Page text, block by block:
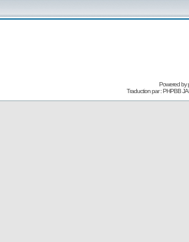
Powered by
Traduction par : PHPBB